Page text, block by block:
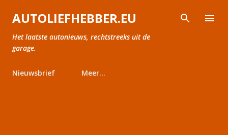
Doorgaan naar hoofdcontent
AUTOLIEFHEBBER.EU
Het laatste autonieuws, rechtstreeks uit de
garage.
Nieuwsbrief Meer…